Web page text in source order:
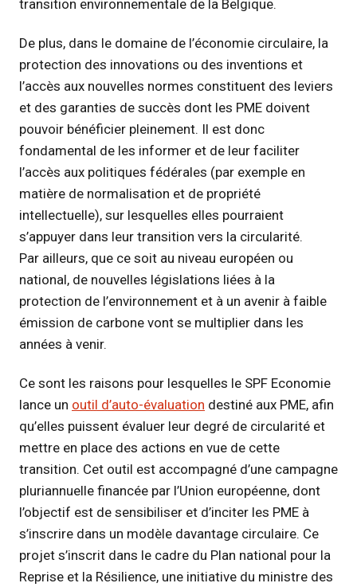
transition environnementale de la Belgique.
De plus, dans le domaine de l’économie circulaire, la
protection des innovations ou des inventions et
l’accès aux nouvelles normes constituent des leviers
et des garanties de succès dont les PME doivent
pouvoir bénéficier pleinement. Il est donc
fondamental de les informer et de leur faciliter
l’accès aux politiques fédérales (par exemple en
matière de normalisation et de propriété
intellectuelle), sur lesquelles elles pourraient
s’appuyer dans leur transition vers la circularité.
Par ailleurs, que ce soit au niveau européen ou
national, de nouvelles législations liées à la
protection de l’environnement et à un avenir à faible
émission de carbone vont se multiplier dans les
années à venir.
Ce sont les raisons pour lesquelles le SPF Economie
lance un outil d’auto-évaluation destiné aux PME, afin
qu’elles puissent évaluer leur degré de circularité et
mettre en place des actions en vue de cette
transition. Cet outil est accompagné d’une campagne
pluriannuelle financée par l’Union européenne, dont
l’objectif est de sensibiliser et d’inciter les PME à
s’inscrire dans un modèle davantage circulaire. Ce
projet s’inscrit dans le cadre du Plan national pour la
Reprise et la Résilience, une initiative du ministre des